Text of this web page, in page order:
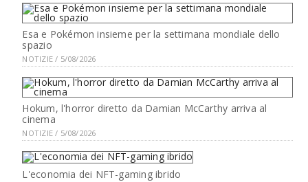
Esa e Pokémon insieme per la settimana mondiale dello
spazio
NOTIZIE / 5/08/2026
Hokum, l'horror diretto da Damian McCarthy arriva al
cinema
NOTIZIE / 5/08/2026
L'economia dei NFT-gaming ibrido